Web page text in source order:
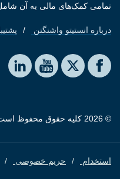
تمامی کمک‌های مالی به آن
Footer quick links
درباره انستیتو واشنگتن
Social media
Institute on Facebook
Institute on X
YouTube
© 2026 کلیه حقوق محفوظ است
Footer
استخدام حریم خصوصی